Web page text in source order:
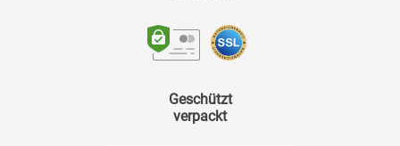
Geschützt
verpackt